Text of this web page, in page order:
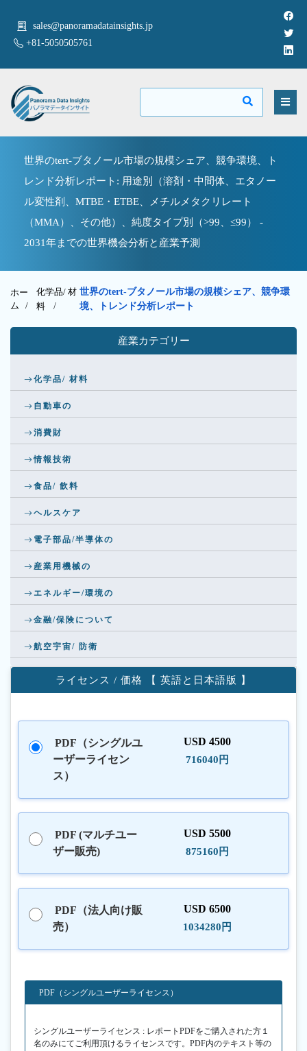
sales@panoramadatainsights.jp
+81-5050505761
世界のtert-ブタノール市場の規模シェア、競争環境、ト
レンド分析レポート: 用途別（溶剤・中間体、エタノー
ル変性剤、MTBE・ETBE、メチルメタクリレート
（MMA）、その他）、純度タイプ別（>99、≤99） -
2031年までの世界機会分析と産業予測
ホー
ム /
化学品/ 材
料 /
世界のtert-ブタノール市場の規模シェア、競争環
境、トレンド分析レポート
産業カテゴリー
化学品/ 材料
自動車の
消費財
情報技術
食品/ 飲料
ヘルスケア
電子部品/半導体の
産業用機械の
エネルギー/環境の
金融/保険について
航空宇宙/ 防衛
ライセンス / 価格 【 英語と日本語版 】
PDF（シングルユ
ーザーライセン
ス）
USD 4500
716040円
PDF (マルチユー
ザー販売)
USD 5500
875160円
PDF（法人向け販
売）
USD 6500
1034280円
PDF（シングルユーザーライセンス）
シングルユーザーライセンス : レポートPDFをご購入された方１
名のみにてご利用頂けるライセンスです。PDF内のテキスト等の